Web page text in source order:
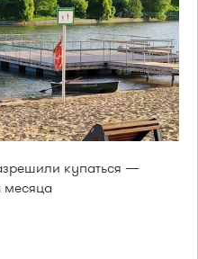
купаться —
месяца